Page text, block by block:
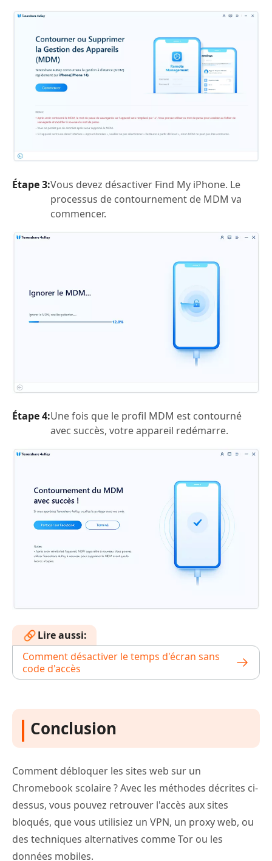
Étape 3:Vous devez désactiver Find My iPhone. Le
processus de contournement de MDM va
commencer.
Étape 4:Une fois que le profil MDM est contourné
avec succès, votre appareil redémarre.
Lire aussi:
Comment désactiver le temps d'écran sans
code d'accès
Conclusion
Comment débloquer les sites web sur un
Chromebook scolaire ? Avec les méthodes décrites ci-
dessus, vous pouvez retrouver l'accès aux sites
bloqués, que vous utilisiez un VPN, un proxy web, ou
des techniques alternatives comme Tor ou les
données mobiles.